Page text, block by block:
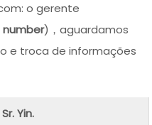
o gerente
number)，aguardamos
e troca de informações
Sr. Yin.